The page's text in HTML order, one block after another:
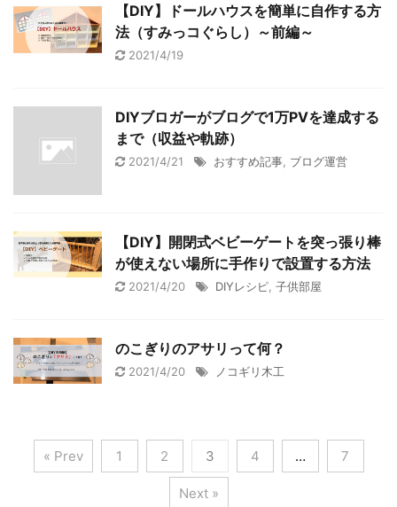
【DIY】ドールハウスを簡単に自作する方
法（すみっコぐらし）～前編～
2021/4/19
DIYブロガーがブログで1万PVを達成する
まで（収益や軌跡）
2021/4/21 おすすめ記事 ブログ運営
【DIY】開閉式ベビーゲートを突っ張り棒
が使えない場所に手作りで設置する方法
2021/4/20 DIYレシピ 子供部屋
のこぎりのアサリって何？
2021/4/20 ノコギリ木工
« Prev 1 2 3 4 … 7
Next »